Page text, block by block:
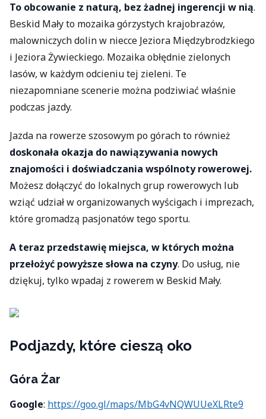
To obcowanie z naturą, bez żadnej ingerencji w nią.
Beskid Mały to mozaika górzystych krajobrazów,
malowniczych dolin w niecce Jeziora Międzybrodzkiego
i Jeziora Żywieckiego. Mozaika obłędnie zielonych
lasów, w każdym odcieniu tej zieleni. Te
niezapomniane scenerie można podziwiać właśnie
podczas jazdy.
Jazda na rowerze szosowym po górach to również
doskonała okazja do nawiązywania nowych
znajomości i doświadczania wspólnoty rowerowej.
Możesz dołączyć do lokalnych grup rowerowych lub
wziąć udział w organizowanych wyścigach i imprezach,
które gromadzą pasjonatów tego sportu.
A teraz przedstawię miejsca, w których można
przełożyć powyższe słowa na czyny. Do usług, nie
dziękuj, tylko wpadaj z rowerem w Beskid Mały.
Podjazdy, które cieszą oko
Góra Żar
Google: https://goo.gl/maps/MbG4vNQWUUeXLRte9